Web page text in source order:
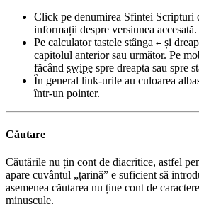
Click pe denumirea Sfintei Scripturi
informații despre versiunea accesată.
Pe calculator tastele stânga ← și
capitolul anterior sau următor. Pe
făcând swipe spre dreapta sau spre
În general link-urile au culoarea
într-un pointer.
Căutare
Căutările nu țin cont de diacritice, astfel
apare cuvântul „țarină” e suficient să
asemenea căutarea nu ține cont de
minuscule.